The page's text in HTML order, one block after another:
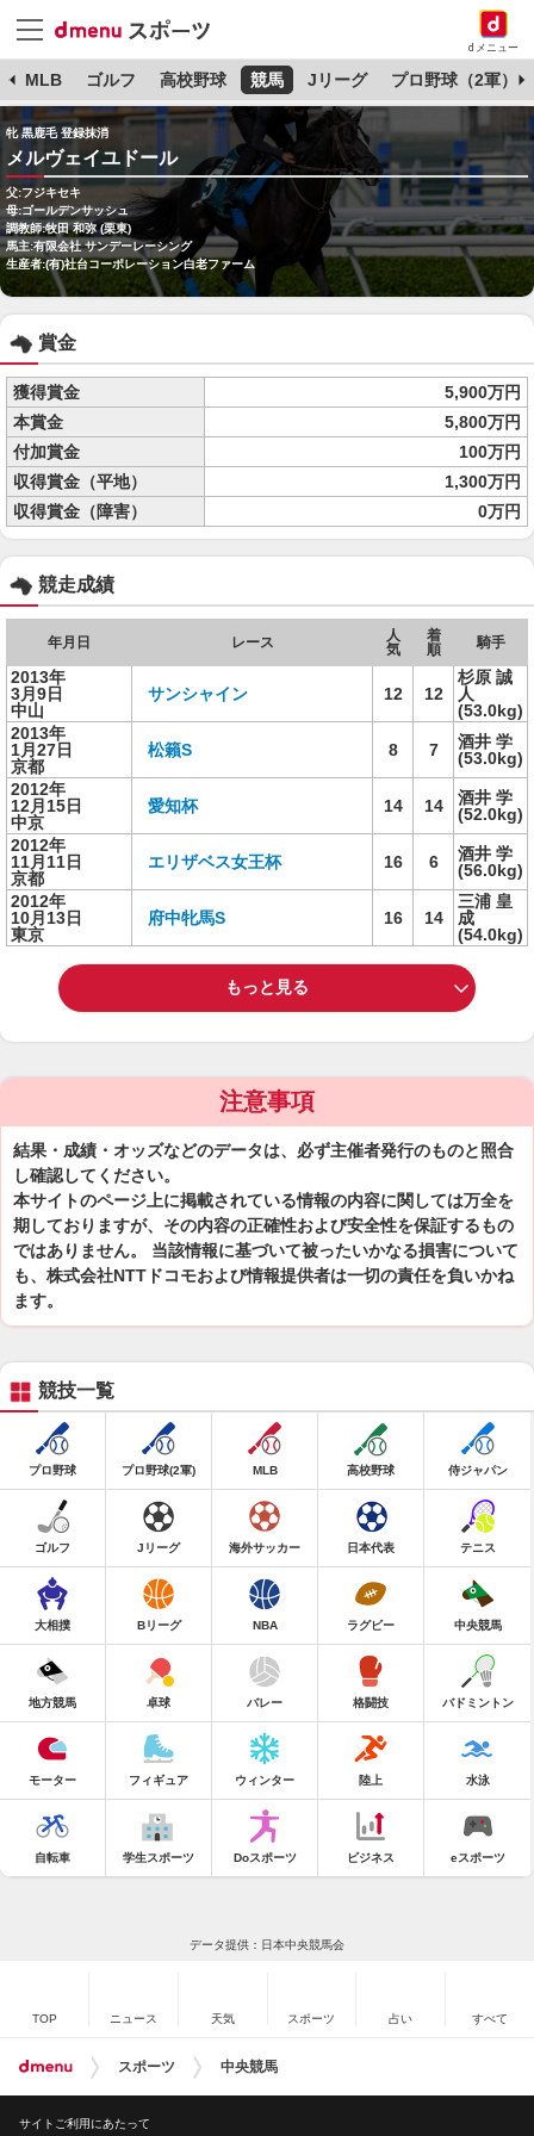
dメニュー
MLB ゴルフ 高校野球 競馬 Jリーグ プロ野球（2軍）
牝 黒鹿毛 登録抹消
メルヴェイユドール
父:フジキセキ
母:ゴールデンサッシュ
調教師:牧田 和弥 (栗東)
馬主:有限会社 サンデーレーシング
生産者:(有)社台コーポレーション白老ファーム
賞金
獲得賞金
5,900万円
本賞金
5,800万円
付加賞金
100万円
収得賞金（平地）
1,300万円
収得賞金（障害）
0万円
競走成績
年月日 レース
人
気
着
順
騎手
2013年
3月9日
中山
サンシャイン 12 12
杉原 誠
人
(53.0kg)
2013年
1月27日
京都
松籟S 8 7
酒井 学
(53.0kg)
2012年
12月15日
中京
愛知杯 14 14
酒井 学
(52.0kg)
2012年
11月11日
京都
エリザベス女王杯 16 6
酒井 学
(56.0kg)
2012年
10月13日
東京
府中牝馬S 16 14
三浦 皇
成
(54.0kg)
もっと見る
注意事項
結果・成績・オッズなどのデータは、必ず主催者発行のものと照合
し確認してください。
本サイトのページ上に掲載されている情報の内容に関しては万全を
期しておりますが、その内容の正確性および安全性を保証するもの
ではありません。 当該情報に基づいて被ったいかなる損害について
も、株式会社NTTドコモおよび情報提供者は一切の責任を負いかね
ます。
競技一覧
プロ野球 プロ野球(2軍) MLB 高校野球 侍ジャパン
ゴルフ Jリーグ 海外サッカー 日本代表 テニス
大相撲 Bリーグ NBA ラグビー 中央競馬
地方競馬 卓球 バレー 格闘技 バドミントン
モーター フィギュア ウィンター 陸上 水泳
自転車 学生スポーツ Doスポーツ ビジネス eスポーツ
データ提供：日本中央競馬会
TOP ニュース 天気 スポーツ 占い すべて
スポーツ 中央競馬
サイトご利用にあたって